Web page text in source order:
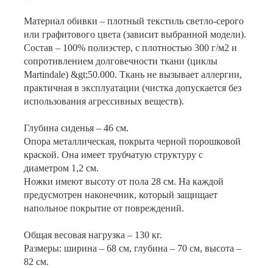
Материал обивки – плотный текстиль светло-серого
или графитового цвета (зависит выбранной модели).
Состав – 100% полиэстер, с плотностью 300 г/м2 и
сопротивлением долговечности ткани (циклы
Martindale) &gt;50.000. Ткань не вызывает аллергии,
практичная в эксплуатации (чистка допускается без
использования агрессивных веществ).
Глубина сиденья – 46 см.
Опора металлическая, покрыта черной порошковой
краской. Она имеет трубчатую структуру с
диаметром 1,2 см.
Ножки имеют высоту от пола 28 см. На каждой
предусмотрен наконечник, который защищает
напольное покрытие от повреждений.
Общая весовая нагрузка – 130 кг.
Размеры: ширина – 68 см, глубина – 70 см, высота –
82 см.